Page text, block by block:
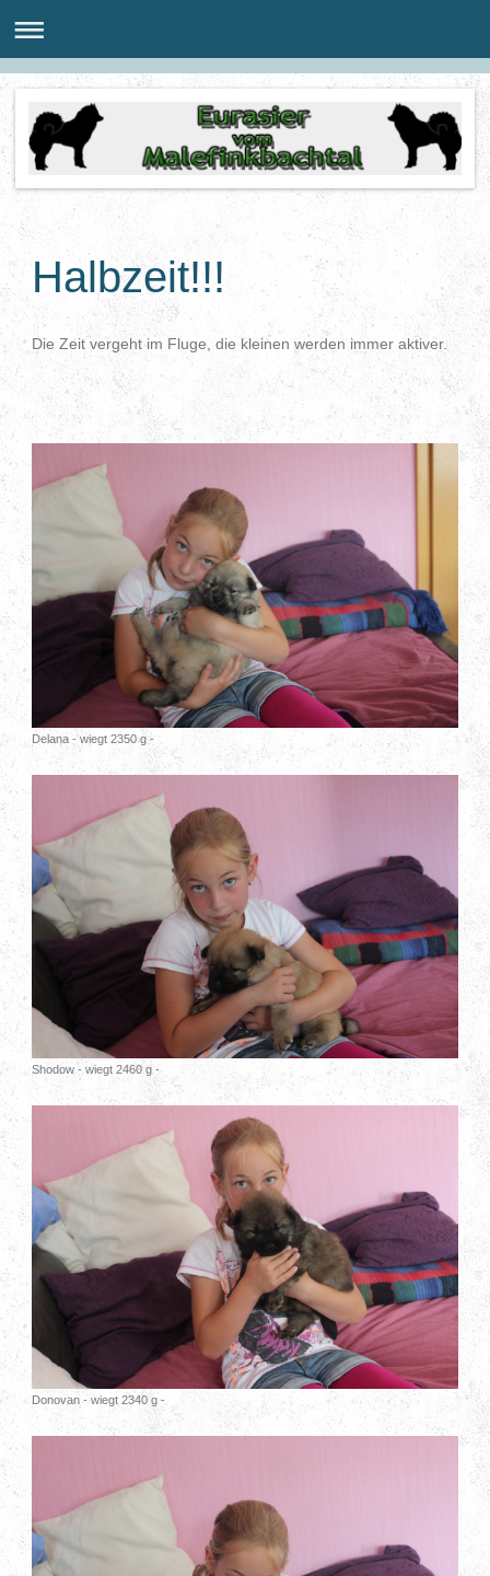
Halbzeit!!!
Die Zeit vergeht im Fluge, die kleinen werden immer aktiver.
Delana - wiegt 2350 g -
Shodow - wiegt 2460 g -
Donovan - wiegt 2340 g -